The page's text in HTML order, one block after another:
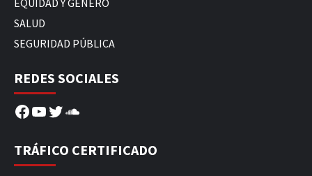
EQUIDAD Y GÉNERO
SALUD
SEGURIDAD PÚBLICA
REDES SOCIALES
Facebook
YouTube
Twitter
SoundCloud
TRÁFICO CERTIFICADO